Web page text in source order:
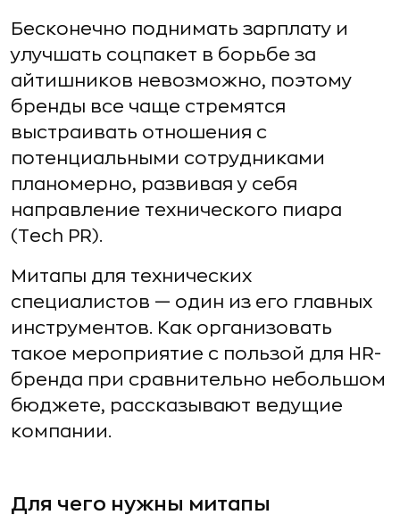
Бесконечно поднимать зарплату и
улучшать соцпакет в борьбе за
айтишников невозможно, поэтому
бренды все чаще стремятся
выстраивать отношения с
потенциальными сотрудниками
планомерно, развивая у себя
направление технического пиара
(Tech PR).
Митапы для технических
специалистов — один из его главных
инструментов. Как организовать
такое мероприятие с пользой для HR-
бренда при сравнительно небольшом
бюджете, рассказывают ведущие
компании.
Для чего нужны митапы